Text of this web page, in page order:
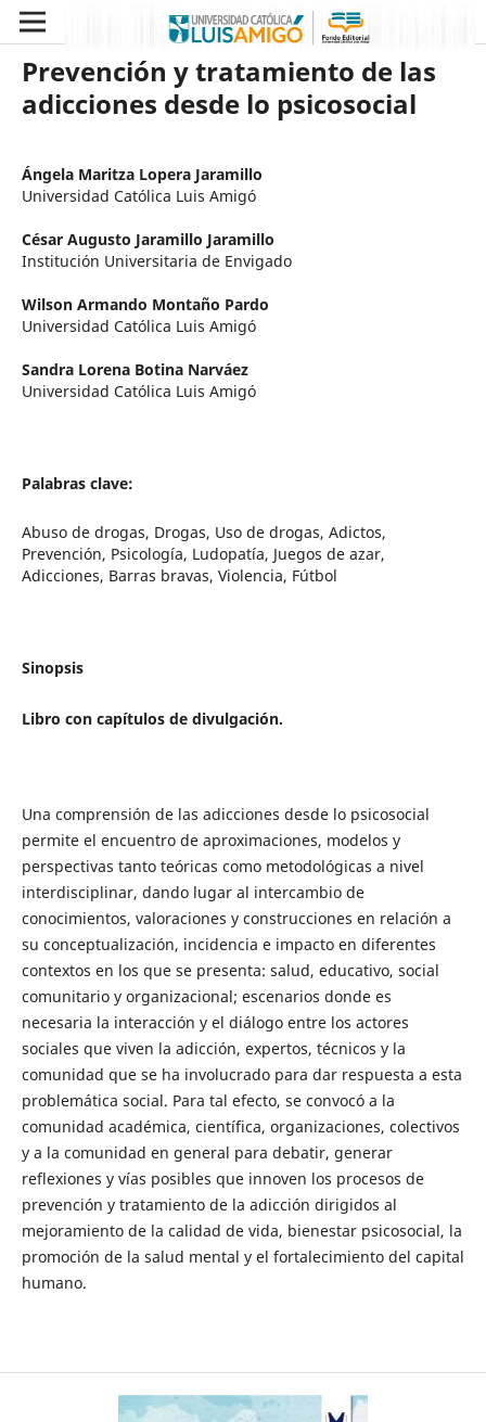
Prevención y tratamiento de las
adicciones desde lo psicosocial
Ángela Maritza Lopera Jaramillo
Universidad Católica Luis Amigó
César Augusto Jaramillo Jaramillo
Institución Universitaria de Envigado
Wilson Armando Montaño Pardo
Universidad Católica Luis Amigó
Sandra Lorena Botina Narváez
Universidad Católica Luis Amigó
Palabras clave:
Abuso de drogas, Drogas, Uso de drogas, Adictos,
Prevención, Psicología, Ludopatía, Juegos de azar,
Adicciones, Barras bravas, Violencia, Fútbol
Sinopsis
Libro con capítulos de divulgación.
Una comprensión de las adicciones desde lo psicosocial
permite el encuentro de aproximaciones, modelos y
perspectivas tanto teóricas como metodológicas a nivel
interdisciplinar, dando lugar al intercambio de
conocimientos, valoraciones y construcciones en relación a
su conceptualización, incidencia e impacto en diferentes
contextos en los que se presenta: salud, educativo, social
comunitario y organizacional; escenarios donde es
necesaria la interacción y el diálogo entre los actores
sociales que viven la adicción, expertos, técnicos y la
comunidad que se ha involucrado para dar respuesta a esta
problemática social. Para tal efecto, se convocó a la
comunidad académica, científica, organizaciones, colectivos
y a la comunidad en general para debatir, generar
reflexiones y vías posibles que innoven los procesos de
prevención y tratamiento de la adicción dirigidos al
mejoramiento de la calidad de vida, bienestar psicosocial, la
promoción de la salud mental y el fortalecimiento del capital
humano.